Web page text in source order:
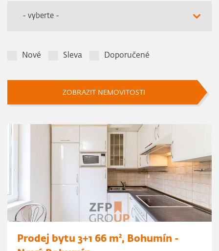
- vyberte -
Nové Sleva Doporučené
ZOBRAZIT NEMOVITOSTI
Prodej bytu 3+1 66 m², Bohumín -